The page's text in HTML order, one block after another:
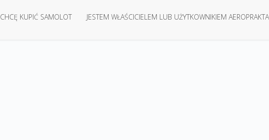
CHCĘ KUPIĆ SAMOLOT JESTEM WŁAŚCICIELEM LUB UŻYTKOWNIKIEM AEROPRAKTA